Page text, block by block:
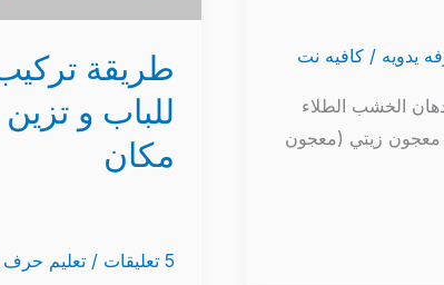
يدويه /كافيه نت
الخشب الطلاء
معجون زيتي (معجون
طريقة
للباب و
مكان
5 تعليقات / تعليم حرف